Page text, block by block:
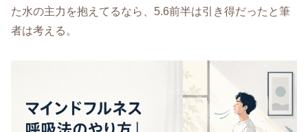
た水の主力を抱えてるなら、5.6前半は引き得だったと筆
者は考える。